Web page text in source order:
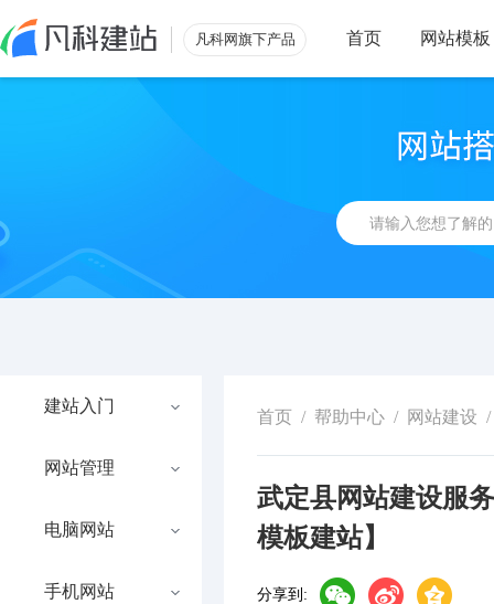
凡科网旗下产品 首页 网站模板
建站入门
网站管理
电脑网站
手机网站
首页 / 帮助中心 / 网站建设 /
武定县网站建设服
模板建站】
分享到: